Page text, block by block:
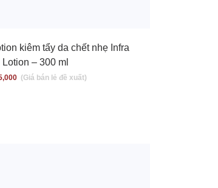
kiêm tẩy da chết nhẹ Infra
Lotion – 300 ml